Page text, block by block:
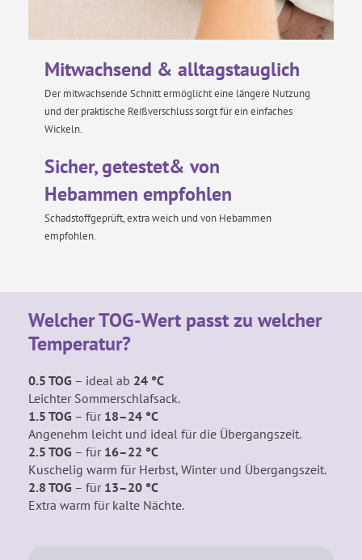
Mitwachsend & alltagstauglich
Der mitwachsende Schnitt ermöglicht eine längere Nutzung
und der praktische Reißverschluss sorgt für ein einfaches
Wickeln.
Sicher, getestet& von
Hebammen empfohlen
Schadstoffgeprüft, extra weich und von Hebammen
empfohlen.
Welcher TOG-Wert passt zu welcher
Temperatur?
0.5 TOG – ideal ab 24 °C
Leichter Sommerschlafsack.
1.5 TOG – für 18–24 °C
Angenehm leicht und ideal für die Übergangszeit.
2.5 TOG – für 16–22 °C
Kuschelig warm für Herbst, Winter und Übergangszeit.
2.8 TOG – für 13–20 °C
Extra warm für kalte Nächte.